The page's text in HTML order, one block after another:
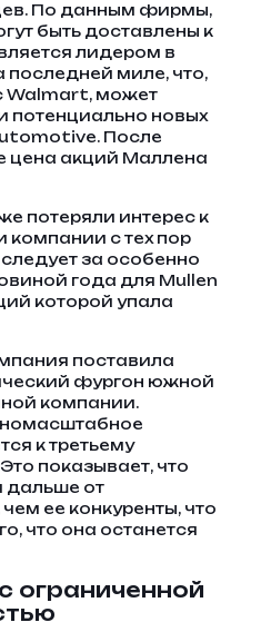
По данным фирмы,
быть доставлены к
лидером в
последней миле, что,
Walmart, может
потенциально новых
После
цена акций Маллена
потеряли интерес к
компании с тех пор
за особенно
года для Mullen
которой упала
поставила
фургон южной
компании.
к третьему
показывает, что
дальше от
ее конкуренты, что
что она останется
ограниченной